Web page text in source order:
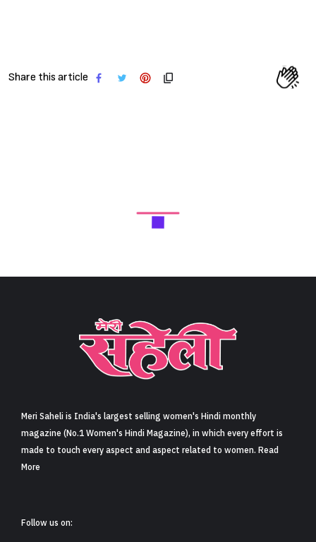
Share this article
Meri Saheli is India's largest selling women's Hindi monthly
magazine (No.1 Women's Hindi Magazine), in which every effort is
made to touch every aspect and aspect related to women. Read
More
Follow us on: